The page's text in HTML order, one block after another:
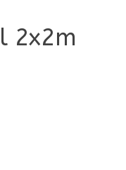
2x2m